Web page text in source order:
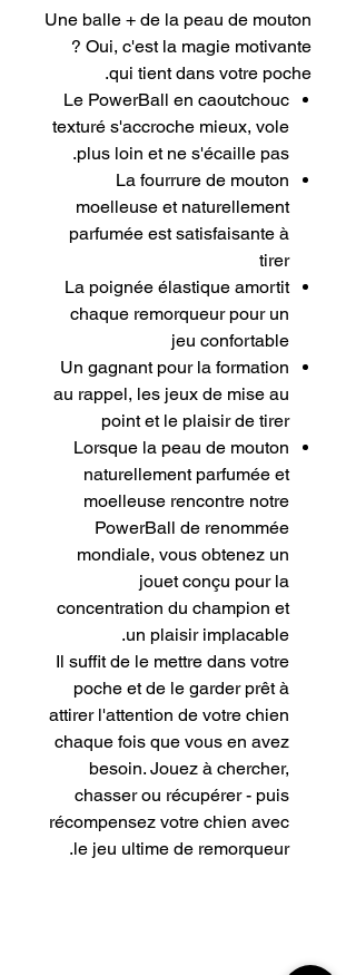
Une balle + de la peau de mouton
? Oui, c'est la magie motivante
qui tient dans votre poche.
Le PowerBall en caoutchouc
texturé s'accroche mieux, vole
plus loin et ne s'écaille pas.
La fourrure de mouton
moelleuse et naturellement
parfumée est satisfaisante à
tirer
La poignée élastique amortit
chaque remorqueur pour un
jeu confortable
Un gagnant pour la formation
au rappel, les jeux de mise au
point et le plaisir de tirer
Lorsque la peau de mouton
naturellement parfumée et
moelleuse rencontre notre
PowerBall de renommée
mondiale, vous obtenez un
jouet conçu pour la
concentration du champion et
un plaisir implacable.
Il suffit de le mettre dans votre
poche et de le garder prêt à
attirer l'attention de votre chien
chaque fois que vous en avez
besoin. Jouez à chercher,
chasser ou récupérer - puis
récompensez votre chien avec
le jeu ultime de remorqueur.